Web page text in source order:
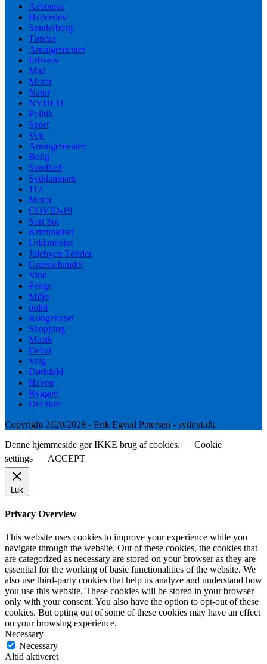
Aabenraa
Haderslev
Sønderborg
Tønder
Arrangementer
Erhverv
Mad
Motor
Natur
NYHED
Politik
Sport
Vejr
Arrangementer
Bolig
Sundhed
Syddanmark
112
Motor
COVID-19
Sort Sol
Kriminalitet
Uddannelse
Julebyen Tønder
Grænsehandel
Vind
Penge
Miljø
politi
Kongehuset
Shopping
Musik
Debat
Valg
Dødsfald
Haven
Byggeri
Det sker
Copyright 2020/2028 - Erik Egvad Petersen - sydnyt.dk
Denne hjemmeside gør IKKE brug af cookies.
Cookie
settings
ACCEPT
Luk
Privacy Overview
This website uses cookies to improve your experience while you
navigate through the website. Out of these cookies, the cookies that
are categorized as necessary are stored on your browser as they are
essential for the working of basic functionalities of the website. We
also use third-party cookies that help us analyze and understand how
you use this website. These cookies will be stored in your browser
only with your consent. You also have the option to opt-out of these
cookies. But opting out of some of these cookies may have an effect
on your browsing experience.
Necessary
Necessary
Altid aktiveret